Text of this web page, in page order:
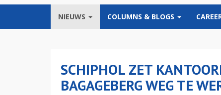
NIEUWS COLUMNS & BLOGS
SCHIPHOL ZET
BAGAGEBERG WEG TE